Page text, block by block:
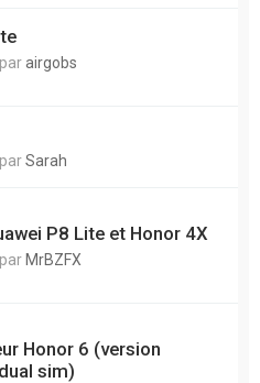
airgobs
Sarah
P8 Lite et Honor 4X
MrBZFX
Honor 6 (version
sim)